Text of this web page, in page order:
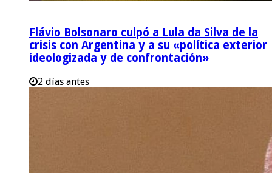
Flávio Bolsonaro culpó a Lula da Silva de la
crisis con Argentina y a su «política exterior
ideologizada y de confrontación»
2 días antes